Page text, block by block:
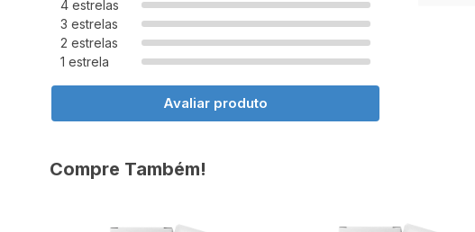
4 estrelas
3 estrelas
2 estrelas
1 estrela
Avaliar produto
Compre Também!